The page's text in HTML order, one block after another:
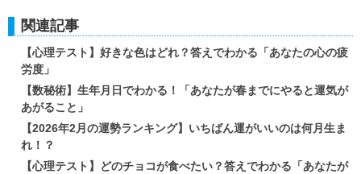
関連記事
【心理テスト】好きな色はどれ？答えでわかる「あなたの心の疲
労度」
【数秘術】生年月日でわかる！「あなたが春までにやると運気が
あがること」
【2026年2月の運勢ランキング】いちばん運がいいのは何月生ま
れ！？
【心理テスト】どのチョコが食べたい？答えでわかる「あなたが